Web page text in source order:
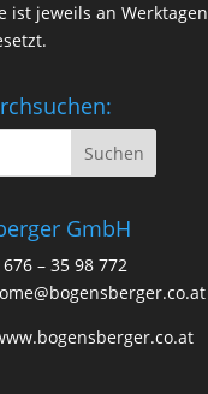
ist jeweils an
GmbH
– 35 98 772